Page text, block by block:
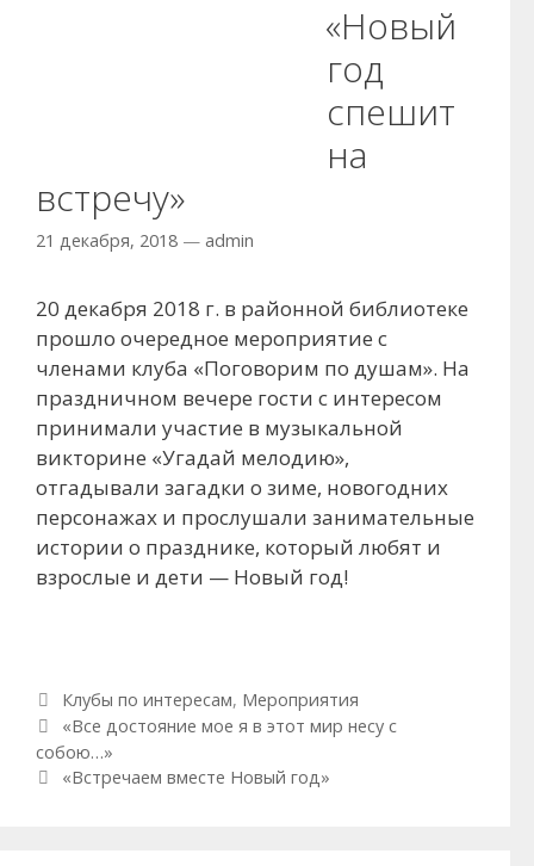
«Новый
год
спешит
на
встречу»
21 декабря, 2018 — admin
20 декабря 2018 г. в районной библиотеке
прошло очередное мероприятие с
членами клуба «Поговорим по душам». На
праздничном вечере гости с интересом
принимали участие в музыкальной
викторине «Угадай мелодию»,
отгадывали загадки о зиме, новогодних
персонажах и прослушали занимательные
истории о празднике, который любят и
взрослые и дети — Новый год!
Рубрики
Клубы по интересам, Мероприятия
Навигация по записям
«Все достояние мое я в этот мир несу с
собою…»
«Встречаем вместе Новый год»